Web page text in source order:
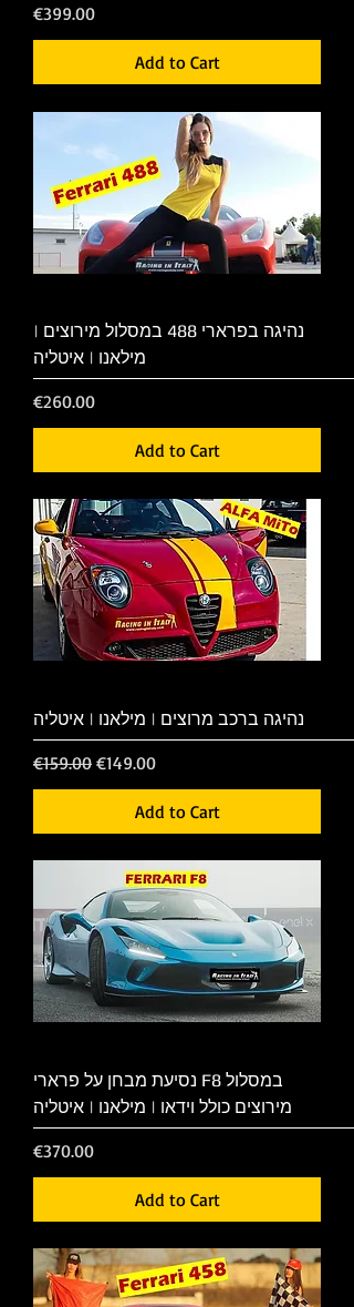
Price
€399.00
Add to Cart
נהיגה בפרארי 488 במסלול מירוצים |
מילאנו | איטליה
Price
€260.00
Add to Cart
נהיגה ברכב מרוצים | מילאנו | איטליה
Regular Price
€159.00 Sale Price
€149.00
Add to Cart
נסיעת מבחן על פרארי F8 במסלול
מירוצים כולל וידאו | מילאנו | איטליה
Price
€370.00
Add to Cart